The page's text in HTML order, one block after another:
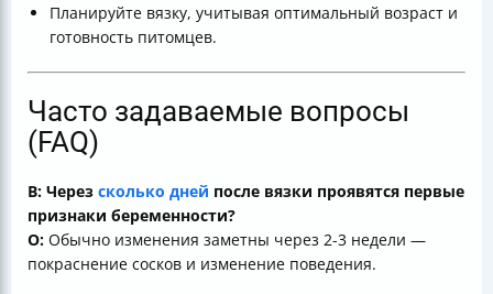
Планируйте вязку, учитывая оптимальный возраст и
готовность питомцев.
Часто задаваемые вопросы
(FAQ)
В: Через сколько дней после вязки проявятся первые
признаки беременности?
О: Обычно изменения заметны через 2-3 недели —
покраснение сосков и изменение поведения.